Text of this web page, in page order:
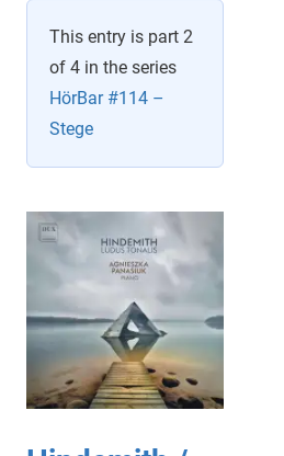
This entry is part 2
of 4 in the series
HörBar #114 –
Stege